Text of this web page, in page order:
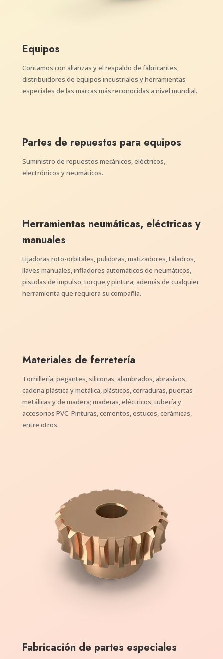
Equipos
Contamos con alianzas y el respaldo de fabricantes,
distribuidores de equipos industriales y herramientas
especiales de las marcas más reconocidas a nivel mundial.
Partes de repuestos para equipos
Suministro de repuestos mecánicos, eléctricos,
electrónicos y neumáticos.
Herramientas neumáticas, eléctricas y
manuales
Lijadoras roto-orbitales, pulidoras, matizadores, taladros,
llaves manuales, infladores automáticos de neumáticos,
pistolas de impulso, torque y pintura; además de cualquier
herramienta que requiera su compañía.
Materiales de ferretería
Tornillería, pegantes, siliconas, alambrados, abrasivos,
cadena plástica y metálica, plásticos, cerraduras, puertas
metálicas y de madera; maderas, eléctricos, tubería y
accesorios PVC. Pinturas, cementos, estucos, cerámicas,
entre otros.
Fabricación de partes especiales